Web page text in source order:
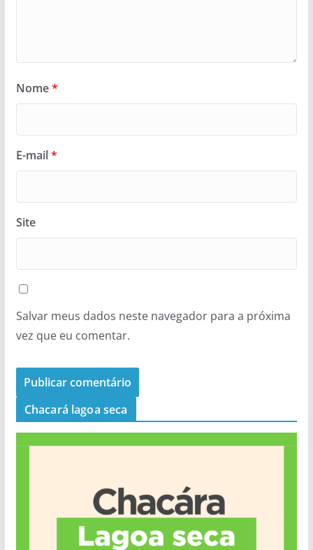
Nome*
E-mail*
Site
Salvar meus dados neste navegador para a próxima
vez que eu comentar.
Chacará lagoa seca